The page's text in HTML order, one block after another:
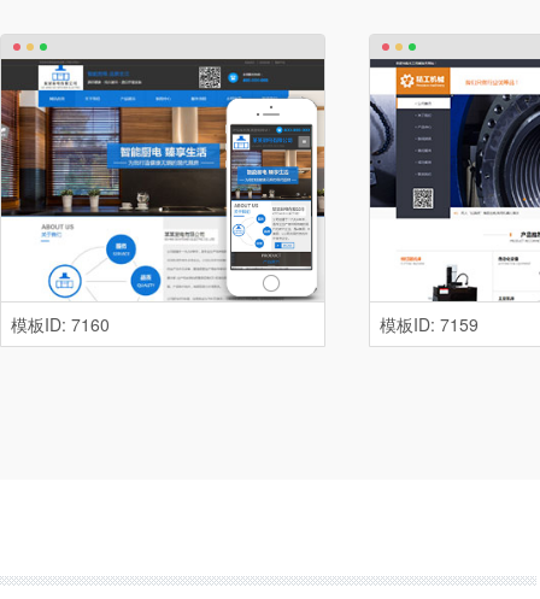
模板ID: 7160 模板ID: 7159